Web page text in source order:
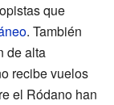
que
. También
de alta
recibe vuelos
el Ródano han